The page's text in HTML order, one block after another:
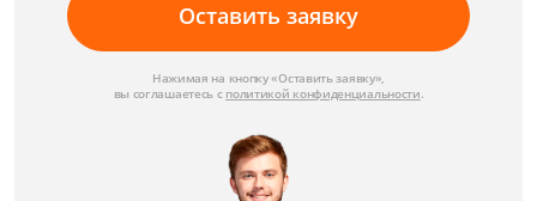
Оставить заявку
Нажимая на кнопку «Оставить заявку»,
вы соглашаетесь с политикой конфиденциальности.